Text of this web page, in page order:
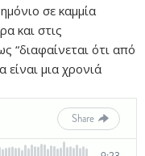
σε καμμία
και στις
“διαφαίνεται ότι από
μια χρονιά